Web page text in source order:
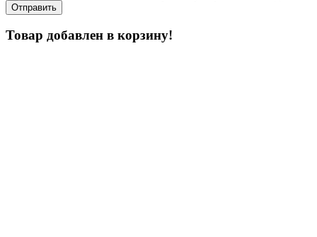
Товар добавлен в корзину!